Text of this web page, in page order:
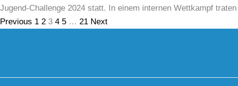
Jugend-Challenge 2024 statt. In einem internen Wettkampf
Previous 1 2 3 4 5 … 21 Next